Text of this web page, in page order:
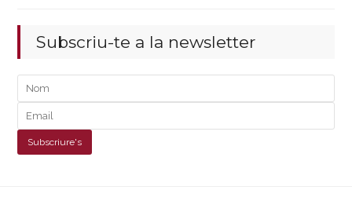
Subscriu-te a la newsletter